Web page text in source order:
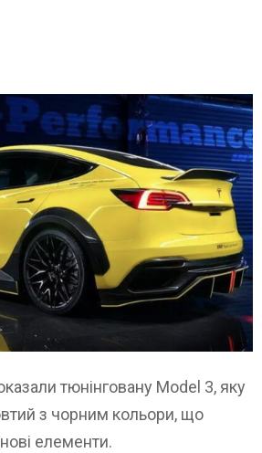
тюнінговану Model 3, яку
з чорним кольори, що
елементи.